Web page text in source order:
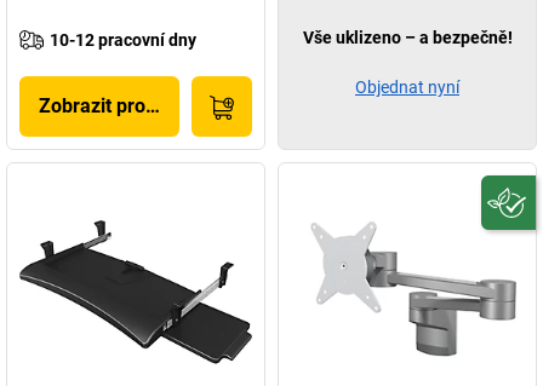
10-12 pracovní dny
Zobrazit produkt
Vše uklizeno – a bezpečně!
Objednat nyní